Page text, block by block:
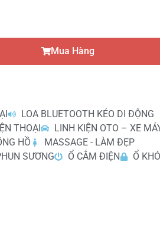
Mua Hàng
LOA BLUETOOTH KÉO DI ĐỘNG
THOẠI LINH KIỆN OTO – XE
HỒ
MASSAGE - LÀM ĐẸP
SƯƠNG Ổ CẮM ĐIỆN Ổ